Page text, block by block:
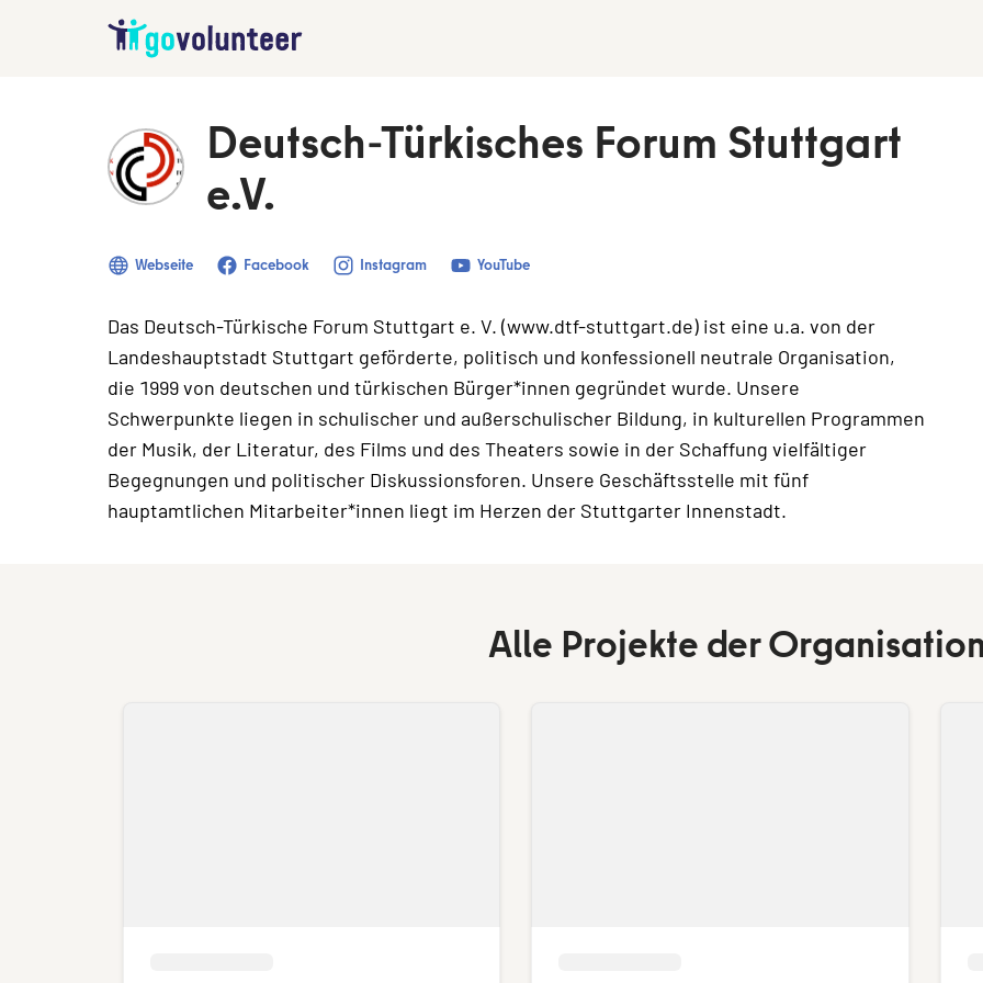
Deutsch-Türkisches Forum Stuttgart
e.V.
Webseite Facebook Instagram YouTube
Das Deutsch-Türkische Forum Stuttgart e. V. (www.dtf-stuttgart.de) ist eine u.a. von der
Landeshauptstadt Stuttgart geförderte, politisch und konfessionell neutrale Organisation,
die 1999 von deutschen und türkischen Bürger*innen gegründet wurde. Unsere
Schwerpunkte liegen in schulischer und außerschulischer Bildung, in kulturellen Programmen
der Musik, der Literatur, des Films und des Theaters sowie in der Schaffung vielfältiger
Begegnungen und politischer Diskussionsforen. Unsere Geschäftsstelle mit fünf
hauptamtlichen Mitarbeiter*innen liegt im Herzen der Stuttgarter Innenstadt.
Alle Projekte der